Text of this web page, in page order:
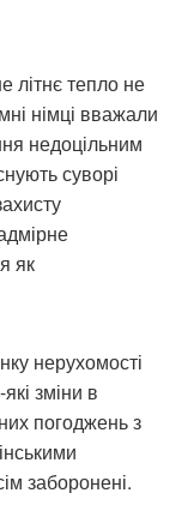
літнє тепло не
німці вважали
недоцільним
суворі
як
нерухомості
зміни в
погоджень з
заборонені.